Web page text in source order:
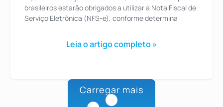
brasileiros estarão obrigados a utilizar a Nota Fiscal de
Serviço Eletrônica (NFS-e), conforme determina
Leia o artigo completo »
Carregar mais